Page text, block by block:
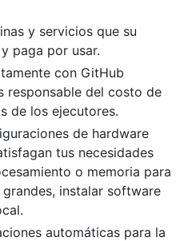
y servicios que su
paga por usar.
con GitHub
responsable del costo de
de los ejecutores.
de hardware
tus necesidades
o memoria para
instalar software
automáticas para la